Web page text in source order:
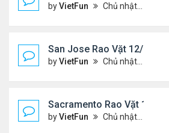
byVietFun Chủ nhật Tháng 12 26, 2021 7:21 pm
San Jose Rao Vặt 12/10/
byVietFun Chủ nhật Tháng 12 12, 2021 12:58 pm
Sacramento Rao Vặt 12/
byVietFun Chủ nhật Tháng 12 12, 2021 12:54 pm